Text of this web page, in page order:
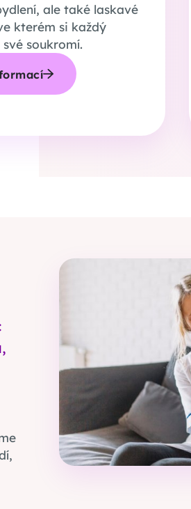
ale také laskavé
kterém si každý
soukromí.